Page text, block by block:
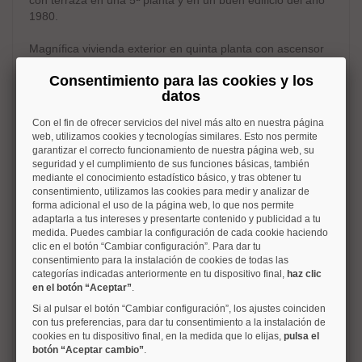
1980.
Magnífica vivienda exterior en quinta planta con ascensor
Chamberí, zona Ríos Rosas–Nuevos Ministerios, una de
las zonas residenciales más demandadas de Madrid. Una
servicios, excelente comunicación por transporte público,
comercios y a pocos minutos del Paseo de la Castellana.
La vivienda cuenta con 132 m² construidos y 118 m² útiles
según Catastro, además de plaza de garaje para coche
grande con acceso directo en la propia finca.
Asimismo, incluye otra plaza de garaje para un coche
mediano en la calle Alonso Cano, muy cerca de la vivienda,
para familias que tengan dos coches y necesiten doble
aparcamiento que, en esa zona, es una auténtica ventaja,
dada la dificultad de estacionamiento en esa zona.
Su orientación sur y altura garantizan una extraordinaria
luminosidad durante todo el día, creando un ambiente
Consentimiento para las cookies y los
datos
Con el fin de ofrecer servicios del nivel más alto en nuestra página
web, utilizamos cookies y tecnologías similares. Esto nos permite
garantizar el correcto funcionamiento de nuestra página web, su
seguridad y el cumplimiento de sus funciones básicas, también
mediante el conocimiento estadístico básico, y tras obtener tu
consentimiento, utilizamos las cookies para medir y analizar de
forma adicional el uso de la página web, lo que nos permite
adaptarla a tus intereses y presentarte contenido y publicidad a tu
medida. Puedes cambiar la configuración de cada cookie haciendo
clic en el botón “Cambiar configuración”. Para dar tu
consentimiento para la instalación de cookies de todas las
categorías indicadas anteriormente en tu dispositivo final, haz clic
en el botón “Aceptar”.
Si al pulsar el botón “Cambiar configuración”, los ajustes coinciden
con tus preferencias, para dar tu consentimiento a la instalación de
cookies en tu dispositivo final, en la medida que lo elijas, pulsa el
botón “Aceptar cambio”.